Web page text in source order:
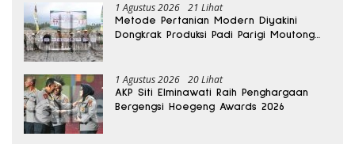
1 Agustus 2026 21 Lihat
Metode Pertanian Modern Diyakini
Dongkrak Produksi Padi Parigi Moutong
1 Agustus 2026 20 Lihat
AKP Siti Elminawati Raih Penghargaan
Bergengsi Hoegeng Awards 2026